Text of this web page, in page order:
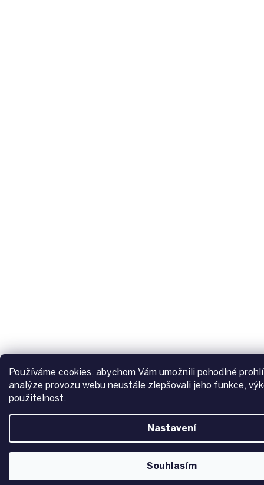
Používáme cookies, abychom Vám umožnili pohodlné
analýze provozu webu neustále zlepšovali jeho funkce,
použitelnost.
Nastavení
Souhlasím